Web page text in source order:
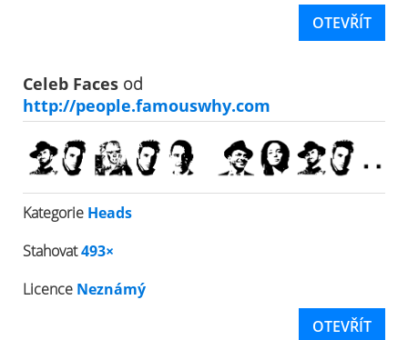
OTEVŘÍT
Celeb Faces od
http://people.famouswhy.com
Kategorie Heads
Stahovat493×
Licence Neznámý
OTEVŘÍT